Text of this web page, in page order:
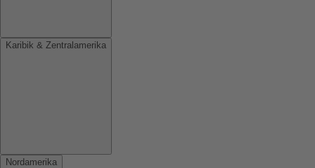
Karibik & Zentralamerika
Nordamerika